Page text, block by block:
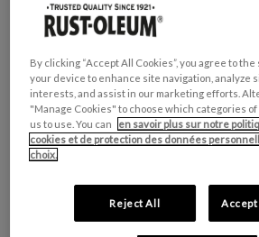
Productveiligheid
Attention
H317 - Peut provoquer une
H412 - Nocif pour les
By clicking “Accept All Cookies”, you agree to
your device to enhance site navigation, analyze
interests, and assist in our marketing efforts.
"Manage Cookies" to choose which categories of
us to use. You can
en savoir plus sur notre
cookies et de protection des données
choix.
Reject All Accept